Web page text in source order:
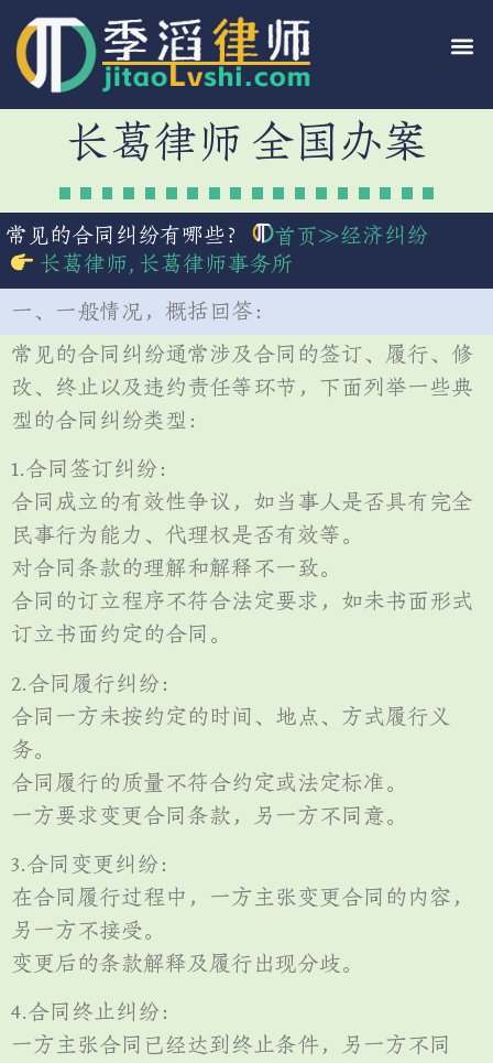
长葛律师 全国办案
常见的合同纠纷有哪些？ 首页≫经济纠纷
长葛律师 长葛律师事务所
一、一般情况，概括回答：
常见的合同纠纷通常涉及合同的签订、履行、修
改、终止以及违约责任等环节，下面列举一些典
型的合同纠纷类型：
1.合同签订纠纷：
合同成立的有效性争议，如当事人是否具有完全
民事行为能力、代理权是否有效等。
对合同条款的理解和解释不一致。
合同的订立程序不符合法定要求，如未书面形式
订立书面约定的合同。
2.合同履行纠纷：
合同一方未按约定的时间、地点、方式履行义
务。
合同履行的质量不符合约定或法定标准。
一方要求变更合同条款，另一方不同意。
3.合同变更纠纷：
在合同履行过程中，一方主张变更合同的内容，
另一方不接受。
变更后的条款解释及履行出现分歧。
4.合同终止纠纷：
一方主张合同已经达到终止条件，另一方不同